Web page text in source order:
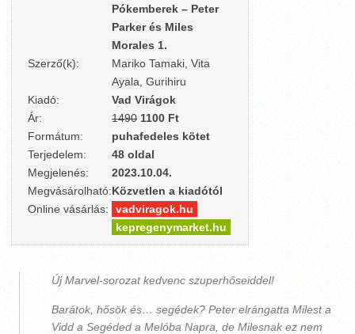
Pókemberek – Peter
Parker és Miles
Morales 1.
Szerző(k):
Mariko Tamaki, Vita
Ayala, Gurihiru
Kiadó:
Vad Virágok
Ár:
1490 1100 Ft
Formátum:
puhafedeles kötet
Terjedelem:
48 oldal
Megjelenés:
2023.10.04.
Megvásárolható:Közvetlen a kiadótól
Online vásárlás:
vadviragok.hu
kepregenymarket.hu
Új Marvel-sorozat kedvenc szuperhőseiddel!
Barátok, hősök és… segédek? Peter elrángatta Milest a
Vidd a Segéded a Melóba Napra, de Milesnak ez nem